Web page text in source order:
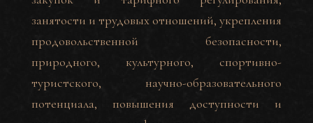
занятости и трудовых отношений, укрепления
продовольственной безопасности,
природного, культурного, спортивно-
туристского, научно-образовательного
потенциала, повышения доступности и